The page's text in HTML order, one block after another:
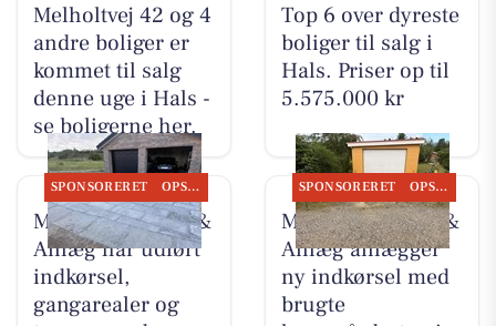
Melholtvej 42 og 4
andre boliger er
kommet til salg
denne uge i Hals -
se boligerne her.
Top 6 over dyreste
boliger til salg i
Hals. Priser op til
5.575.000 kr
SPONSORERET OPSLAGSTAVLEN
MB Entreprenør &
Anlæg har udført
indkørsel,
gangarealer og
SPONSORERET OPSLAGSTAVLEN
MB Entreprenør &
Anlæg anlægger
ny indkørsel med
brugte